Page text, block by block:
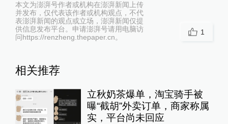
本文为澎湃号作者或机构在澎湃新闻上传
并发布，仅代表该作者或机构观点，不代
表澎湃新闻的观点或立场，澎湃新闻仅提
供信息发布平台。申请澎湃号请用电脑访
问https://renzheng.thepaper.cn。
1
相关推荐
立秋奶茶爆单，淘宝骑手被
曝“截胡”外卖订单，商家称属
实，平台尚未回应